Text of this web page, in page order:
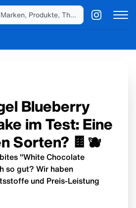
Blueberry
im Test: Eine
Sorten? 🍫🫐
"White Chocolate
so gut? Wir haben
und Preis-Leistung